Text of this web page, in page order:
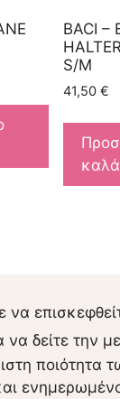
BACI –
S/M
41,50 €
να
να δείτε την
ποιότητα